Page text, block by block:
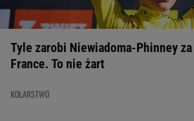
Tyle zarobi Niewiadoma-Phinney
France. To nie żart
KOLARSTWO